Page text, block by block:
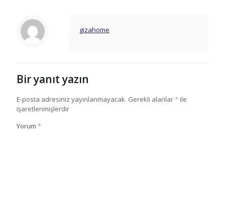
gizahome
Bir yanıt yazın
E-posta adresiniz yayınlanmayacak. Gerekli alanlar* ile
işaretlenmişlerdir
Yorum *